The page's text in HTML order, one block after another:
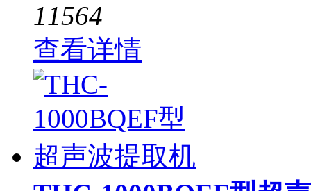
11564
查看详情